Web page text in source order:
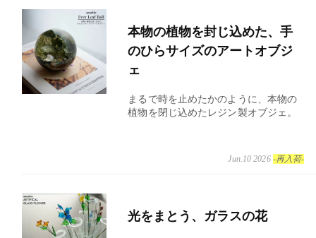
本物の植物を封じ込めた、手
のひらサイズのアートオブジ
ェ
まるで時を止めたかのように、本物の
植物を閉じ込めたレジン製オブジェ。
Jun.10 2026 -再入荷-
光をまとう、ガラスの花